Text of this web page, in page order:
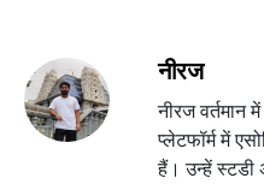
नीरज
नीरज वर्तमान
प्लेटफॉर्म में
हैं। उन्हें स्टडी